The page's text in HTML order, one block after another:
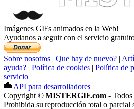
Imágenes GIFs animados en la Web!
Ayudanos a seguir con el servicio gratuito
Sobre nosotros | Que hay de nuevo? |
ayuda? | Política de cookies | Política de
servicio
API para desarrolladores
Copyright © MISTERGIF.com - Todos
Prohibida su reproducción total o parcial